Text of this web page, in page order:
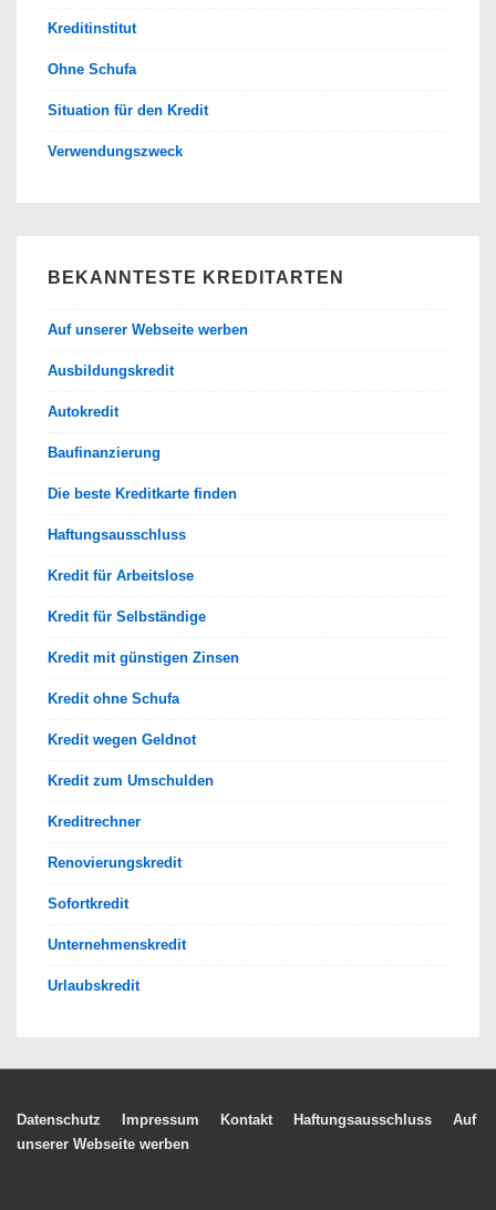
Kreditinstitut
Ohne Schufa
Situation für den Kredit
Verwendungszweck
BEKANNTESTE KREDITARTEN
Auf unserer Webseite werben
Ausbildungskredit
Autokredit
Baufinanzierung
Die beste Kreditkarte finden
Haftungsausschluss
Kredit für Arbeitslose
Kredit für Selbständige
Kredit mit günstigen Zinsen
Kredit ohne Schufa
Kredit wegen Geldnot
Kredit zum Umschulden
Kreditrechner
Renovierungskredit
Sofortkredit
Unternehmenskredit
Urlaubskredit
Footer-
Datenschutz Impressum Kontakt Haftungsausschluss
Auf
unserer Webseite werben